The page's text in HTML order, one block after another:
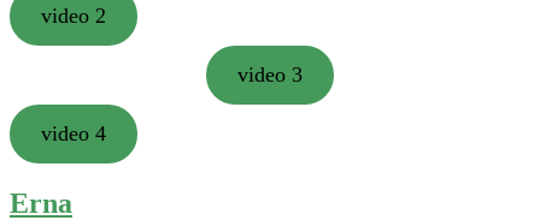
video 2
video 3
video 4
Erna